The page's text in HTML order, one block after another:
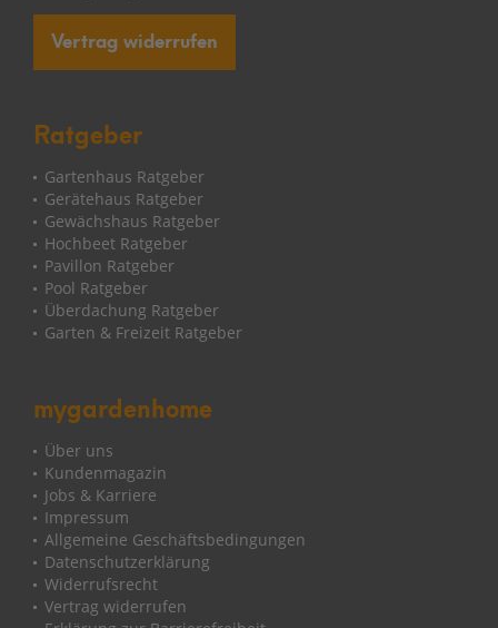
Vertrag widerrufen
Ratgeber
Gartenhaus Ratgeber
Gerätehaus Ratgeber
Gewächshaus Ratgeber
Hochbeet Ratgeber
Pavillon Ratgeber
Pool Ratgeber
Überdachung Ratgeber
Garten & Freizeit Ratgeber
mygardenhome
Über uns
Kundenmagazin
Jobs & Karriere
Impressum
Allgemeine Geschäftsbedingungen
Datenschutzerklärung
Widerrufsrecht
Vertrag widerrufen